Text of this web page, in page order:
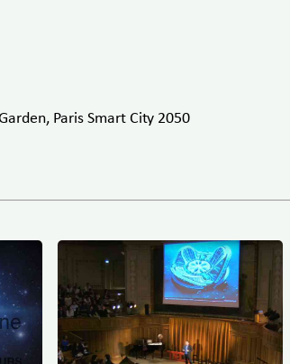
Paris Smart City 2050